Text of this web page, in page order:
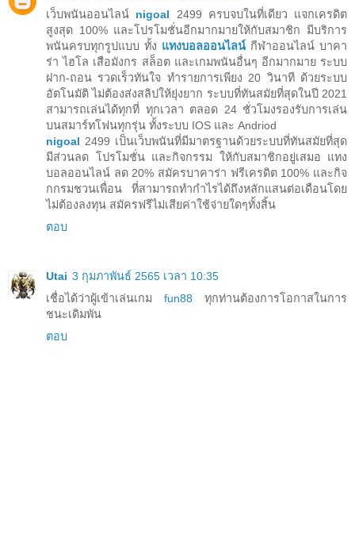
เว็บพนันออนไลน์ nigoal 2499 ครบจบในที่เดียว แจกเครดิต
สูงสุด 100% และโปรโมชั่นอีกมากมายให้กับสมาชิก มีบริการ
พนันครบทุกรูปแบบ ทั้ง แทงบอลออนไลน์ กีฬาออนไลน์ บาคา
ร่า ไฮโล เสือมังกร สล็อต และเกมพนันอื่นๆ อีกมากมาย ระบบ
ฝาก-ถอน รวดเร็วทันใจ ทำรายการเพียง 20 วินาที ด้วยระบบ
อัตโนมัติ ไม่ต้องส่งสลิปให้ยุ่งยาก ระบบที่ทันสมัยที่สุดในปี 2021
สามารถเล่นได้ทุกที่ ทุกเวลา ตลอด 24 ชั่วโมงรองรับการเล่น
บนสมาร์ทโฟนทุกรุ่น ทั้งระบบ IOS และ Andriod
nigoal 2499 เป็นเว็บพนันที่มีมาตรฐานด้วยระบบที่ทันสมัยที่สุด
มีส่วนลด โปรโมชั่น และกิจกรรม ให้กับสมาชิกอยู่เสมอ แทง
บอลออนไลน์ ลด 20% สมัครบาคาร่า ฟรีเครดิต 100% และกิจ
กกรมชวนเพื่อน ที่สามารถทำกำไรได้ถึงหลักแสนต่อเดือนโดย
ไม่ต้องลงทุน สมัครฟรีไม่เสียค่าใช้จ่ายใดๆทั้งสิ้น
ตอบ
Utai 3 กุมภาพันธ์ 2565 เวลา 10:35
เชื่อได้ว่าผู้เข้าเล่นเกม fun88 ทุกท่านต้องการโอกาสในการ
ชนะเดิมพัน
ตอบ